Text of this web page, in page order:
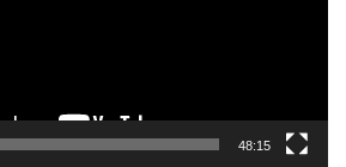
48:15